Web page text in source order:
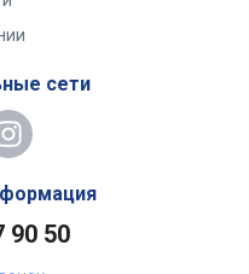
сети
90 50